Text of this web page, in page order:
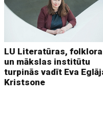
LU Literatūras,
un mākslas institūtu
turpinās vadīt Eva
Kristsone